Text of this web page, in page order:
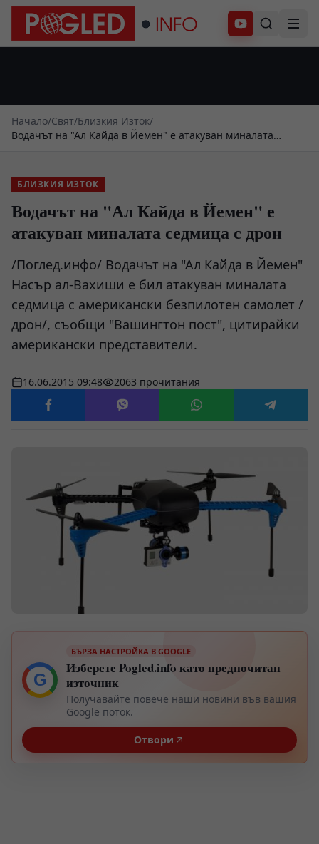
Абонирай се
Начало/Свят/Близкия Изток/
Водачът на "Ал Кайда в Йемен" е атакуван миналата
БЛИЗКИЯ ИЗТОК
Водачът на "Ал Кайда в Йемен" е
атакуван миналата седмица с дрон
/Поглед.инфо/ Водачът на "Ал Кайда в Йемен"
Насър ал-Вахиши е бил атакуван миналата
седмица с американски безпилотен самолет /
дрон/, съобщи "Вашингтон пост", цитирайки
американски представители.
16.06.2015 09:48 2063 прочитания
G
БЪРЗА НАСТРОЙКА В GOOGLE
Изберете Pogled.info като предпочитан
източник
Получавайте повече наши новини във вашия
Google поток.
Отвори